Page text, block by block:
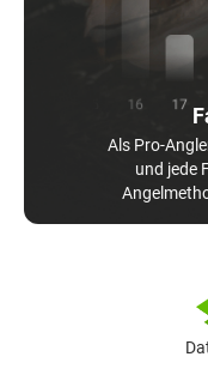
Als Pro-
und jede